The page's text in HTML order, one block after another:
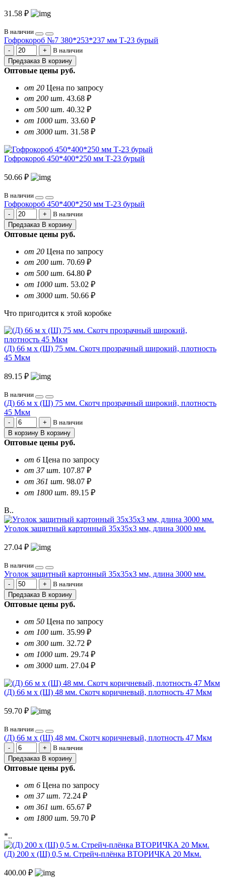
31.58 ₽
В наличии
Гофрокороб №7 380*253*237 мм Т-23 бурый
В наличии
Предзаказ В корзину
Оптовые цены руб.
от 20 Цена по запросу
от 200 шт. 43.68 ₽
от 500 шт. 40.32 ₽
от 1000 шт. 33.60 ₽
от 3000 шт. 31.58 ₽
Гофрокороб 450*400*250 мм Т-23 бурый
50.66 ₽
В наличии
Гофрокороб 450*400*250 мм Т-23 бурый
В наличии
Предзаказ В корзину
Оптовые цены руб.
от 20 Цена по запросу
от 200 шт. 70.69 ₽
от 500 шт. 64.80 ₽
от 1000 шт. 53.02 ₽
от 3000 шт. 50.66 ₽
Что пригодится к этой коробке
(Д) 66 м х (Ш) 75 мм. Скотч прозрачный широкий, плотность
45 Мкм
89.15 ₽
В наличии
(Д) 66 м х (Ш) 75 мм. Скотч прозрачный широкий, плотность
45 Мкм
В наличии
В корзину В корзину
Оптовые цены руб.
от 6 Цена по запросу
от 37 шт. 107.87 ₽
от 361 шт. 98.07 ₽
от 1800 шт. 89.15 ₽
В..
Уголок защитный картонный 35х35х3 мм, длина 3000 мм.
27.04 ₽
В наличии
Уголок защитный картонный 35х35х3 мм, длина 3000 мм.
В наличии
Предзаказ В корзину
Оптовые цены руб.
от 50 Цена по запросу
от 100 шт. 35.99 ₽
от 300 шт. 32.72 ₽
от 1000 шт. 29.74 ₽
от 3000 шт. 27.04 ₽
(Д) 66 м х (Ш) 48 мм. Скотч коричневый, плотность 47 Мкм
59.70 ₽
В наличии
(Д) 66 м х (Ш) 48 мм. Скотч коричневый, плотность 47 Мкм
В наличии
Предзаказ В корзину
Оптовые цены руб.
от 6 Цена по запросу
от 37 шт. 72.24 ₽
от 361 шт. 65.67 ₽
от 1800 шт. 59.70 ₽
*..
(Д) 200 х (Ш) 0,5 м. Стрейч-плёнка ВТОРИЧКА 20 Мкм.
400.00 ₽